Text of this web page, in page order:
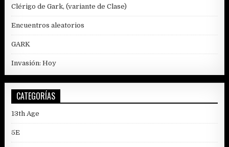
Clérigo de Gark, (variante de Clase)
Encuentros aleatorios
GARK
Invasión: Hoy
CATEGORÍAS
13th Age
5E